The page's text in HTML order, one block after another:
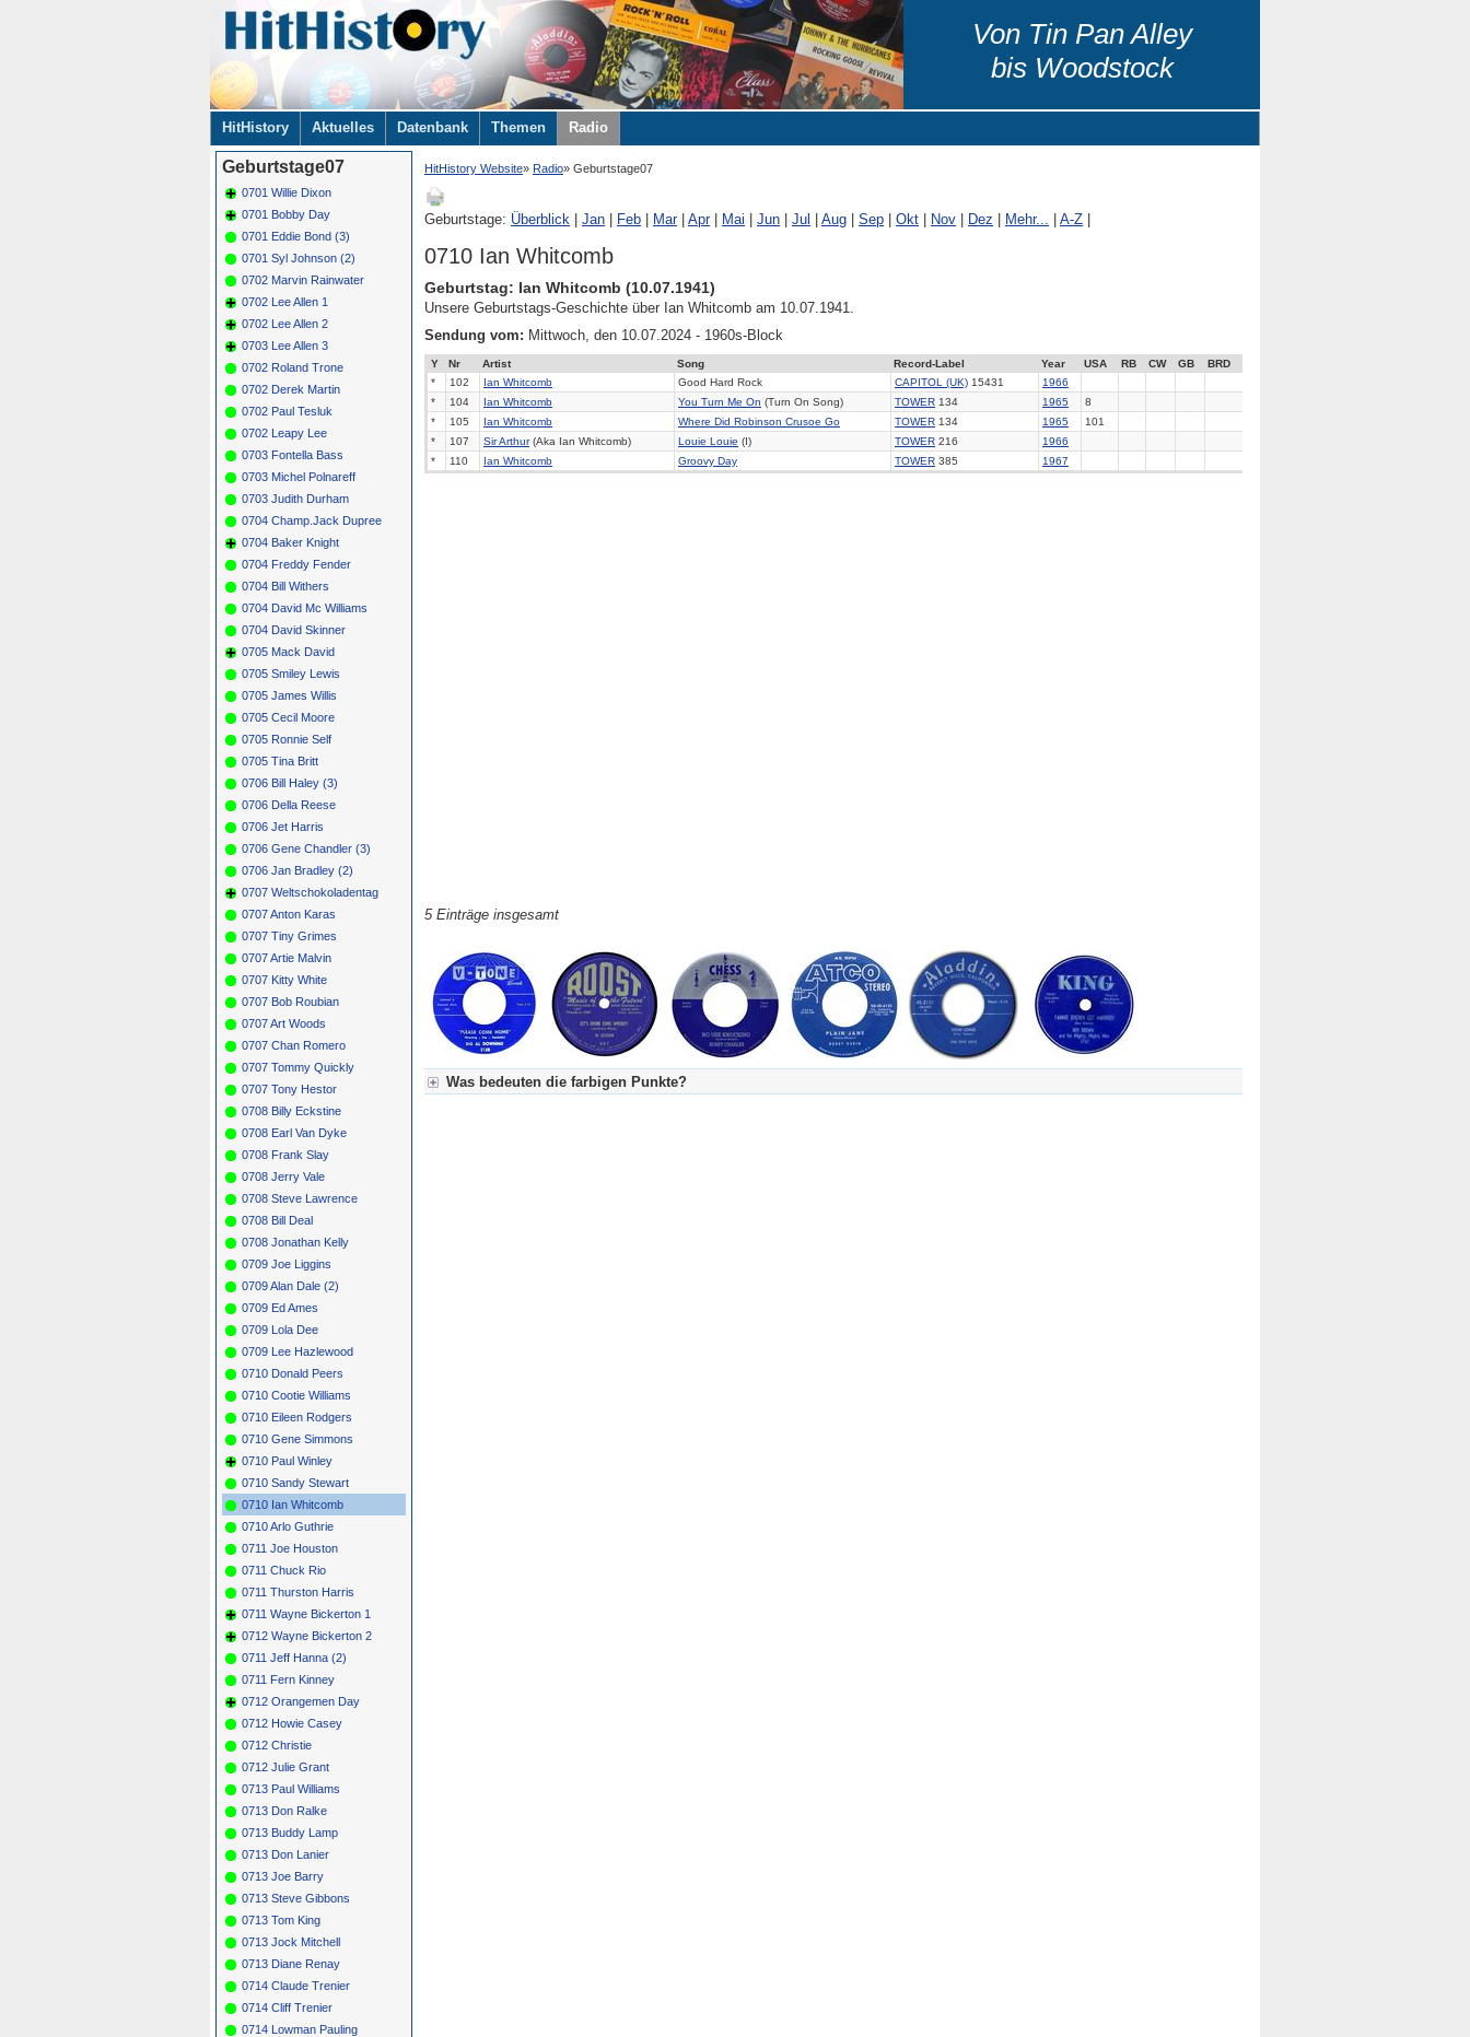
Von Tin Pan Alley
bis Woodstock
Navigation
überspringen
HitHistory Aktuelles Datenbank Themen Radio
HitHistory Website Radio Geburtstage07
Geburtstage: Überblick Jan Feb Mar| Apr| Mai Jun Jul Aug Sep Okt Nov Dez Mehr... A-Z
0710 Ian Whitcomb
Geburtstag: Ian Whitcomb (10.07.1941)
Unsere Geburtstags-Geschichte über Ian Whitcomb am 10.07.1941.
Sendung vom: Mittwoch, den 10.07.2024 - 1960s-Block
Y Nr Artist Song Record-Label Year USA RB CW GB
BRD
*
102 Ian Whitcomb Good Hard Rock CAPITOL (UK) 15431
1966
*
104 Ian Whitcomb You Turn Me On (Turn On Song) TOWER 134 1965
8
*
105 Ian Whitcomb Where Did Robinson Crusoe Go TOWER 134 1965
101
*
107 Sir Arthur(Aka Ian Whitcomb) Louie Louie (I) TOWER 216
1966
*
110 Ian Whitcomb Groovy Day TOWER 385 1967
5 Einträge insgesamt
Was bedeuten die farbigen Punkte?
Geburtstage07
0701 Willie Dixon
0701 Bobby Day
0701 Eddie Bond (3)
0701 Syl Johnson (2)
0702 Marvin Rainwater
0702 Lee Allen 1
0702 Lee Allen 2
0703 Lee Allen 3
0702 Roland Trone
0702 Derek Martin
0702 Paul Tesluk
0702 Leapy Lee
0703 Fontella Bass
0703 Michel Polnareff
0703 Judith Durham
0704 Champ.Jack Dupree
0704 Baker Knight
0704 Freddy Fender
0704 Bill Withers
0704 David Mc Williams
0704 David Skinner
0705 Mack David
0705 Smiley Lewis
0705 James Willis
0705 Cecil Moore
0705 Ronnie Self
0705 Tina Britt
0706 Bill Haley (3)
0706 Della Reese
0706 Jet Harris
0706 Gene Chandler (3)
0706 Jan Bradley (2)
0707 Weltschokoladentag
0707 Anton Karas
0707 Tiny Grimes
0707 Artie Malvin
0707 Kitty White
0707 Bob Roubian
0707 Art Woods
0707 Chan Romero
0707 Tommy Quickly
0707 Tony Hestor
0708 Billy Eckstine
0708 Earl Van Dyke
0708 Frank Slay
0708 Jerry Vale
0708 Steve Lawrence
0708 Bill Deal
0708 Jonathan Kelly
0709 Joe Liggins
0709 Alan Dale (2)
0709 Ed Ames
0709 Lola Dee
0709 Lee Hazlewood
0710 Donald Peers
0710 Cootie Williams
0710 Eileen Rodgers
0710 Gene Simmons
0710 Paul Winley
0710 Sandy Stewart
0710 Ian Whitcomb
0710 Arlo Guthrie
0711 Joe Houston
0711 Chuck Rio
0711 Thurston Harris
0711 Wayne Bickerton 1
0712 Wayne Bickerton 2
0711 Jeff Hanna (2)
0711 Fern Kinney
0712 Orangemen Day
0712 Howie Casey
0712 Christie
0712 Julie Grant
0713 Paul Williams
0713 Don Ralke
0713 Buddy Lamp
0713 Don Lanier
0713 Joe Barry
0713 Steve Gibbons
0713 Tom King
0713 Jock Mitchell
0713 Diane Renay
0714 Claude Trenier
0714 Cliff Trenier
0714 Lowman Pauling